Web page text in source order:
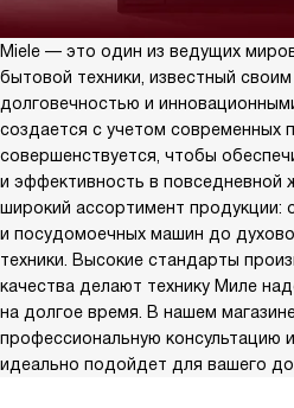
Miele — это один из ведущих
бытовой техники, известный
долговечностью и
создается с учетом современных
совершенствуется, чтобы
и эффективность в повседневной
широкий ассортимент продукции:
и посудомоечных машин до
техники. Высокие стандарты
качества делают технику Миле
на долгое время. В нашем
профессиональную консультацию
идеально подойдет для вашего